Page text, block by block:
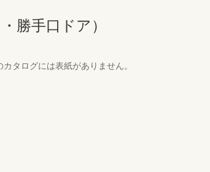
勝手口ドア）
タログには表紙がありません。